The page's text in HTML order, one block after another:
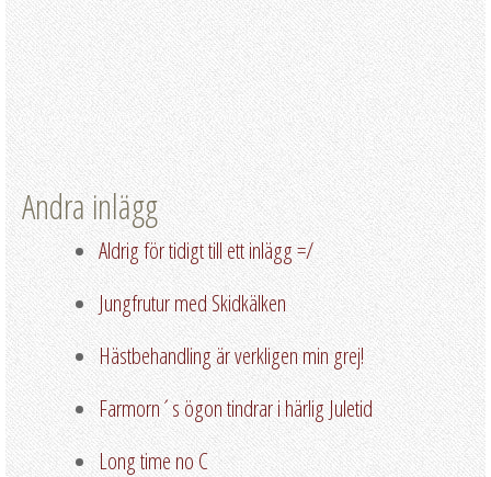
Andra inlägg
Aldrig för tidigt till ett inlägg =/
Jungfrutur med Skidkälken
Hästbehandling är verkligen min grej!
Farmorn´s ögon tindrar i härlig Juletid
Long time no C